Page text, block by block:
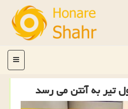
منو
تیر به آنتن می رسد